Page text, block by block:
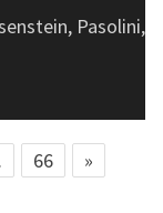
Pasolini,
66
»